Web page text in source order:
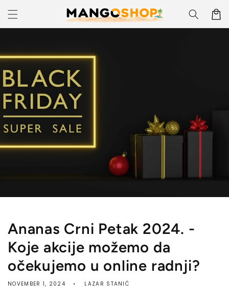
Skip to
content
Korpa
Ananas Crni Petak 2024. -
Koje akcije možemo da
očekujemo u online radnji?
NOVEMBER 1, 2024 LAZAR STANIĆ